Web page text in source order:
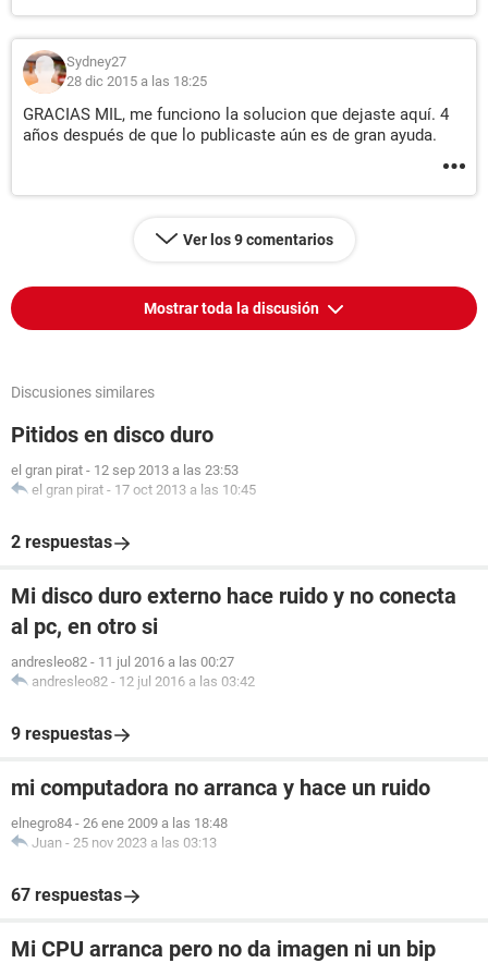
Sydney27
28 dic 2015 a las 18:25
GRACIAS MIL, me funciono la solucion que dejaste aquí. 4
años después de que lo publicaste aún es de gran ayuda.
Ver los 9 comentarios
Mostrar toda la discusión
Discusiones similares
Pitidos en disco duro
el gran pirat - 12 sep 2013 a las 23:53
el gran pirat - 17 oct 2013 a las 10:45
2 respuestas
Mi disco duro externo hace ruido y no conecta
al pc, en otro si
andresleo82 - 11 jul 2016 a las 00:27
andresleo82 - 12 jul 2016 a las 03:42
9 respuestas
mi computadora no arranca y hace un ruido
elnegro84 - 26 ene 2009 a las 18:48
Juan - 25 nov 2023 a las 03:13
67 respuestas
Mi CPU arranca pero no da imagen ni un bip